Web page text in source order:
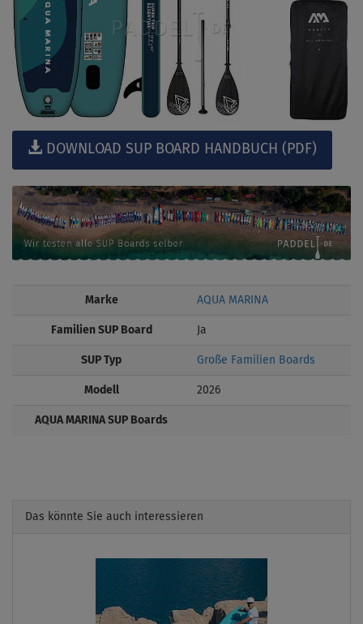
DOWNLOAD SUP BOARD HANDBUCH (PDF)
Marke AQUA MARINA
Familien SUP Board Ja
SUP Typ Große Familien Boards
Modell 2026
AQUA MARINA SUP Boards
Das könnte Sie auch interessieren